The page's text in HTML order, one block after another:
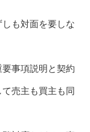
も対面を要しな
事項説明と契約
売主も買主も同